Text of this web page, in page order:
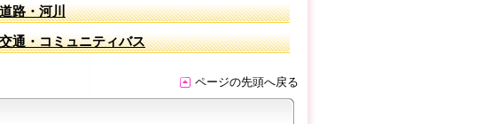
道路・河川
交通・コミュニティバス
ページの先頭へ戻る